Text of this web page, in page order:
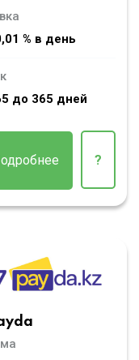
% в день
до 365 дней
?